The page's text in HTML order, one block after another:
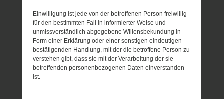
Einwilligung ist jede von der betroffenen Person freiwillig
für den bestimmten Fall in informierter Weise und
unmissverständlich abgegebene Willensbekundung in
Form einer Erklärung oder einer sonstigen eindeutigen
bestätigenden Handlung, mit der die betroffene Person zu
verstehen gibt, dass sie mit der Verarbeitung der sie
betreffenden personenbezogenen Daten einverstanden
ist.